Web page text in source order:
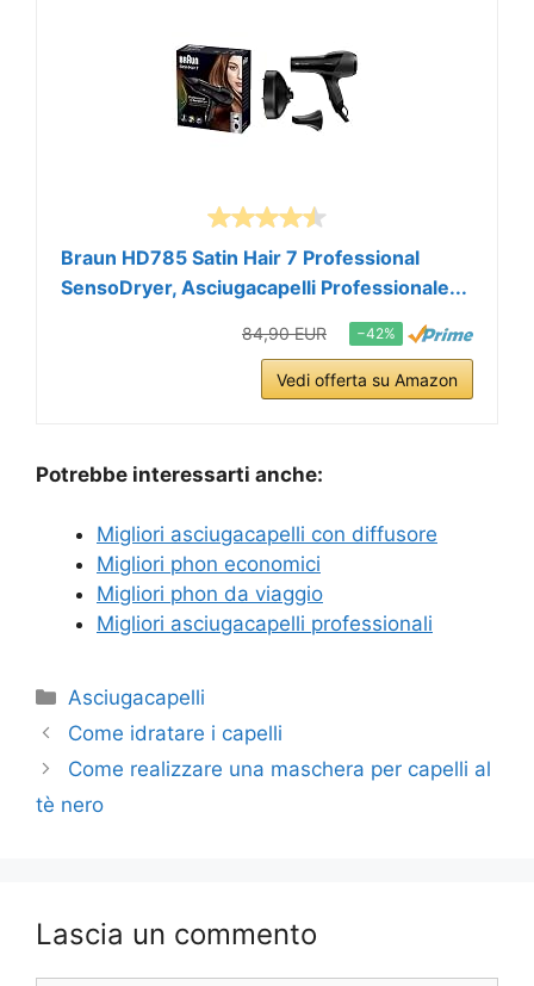
Braun HD785 Satin Hair 7 Professional
SensoDryer, Asciugacapelli Professionale...
84,90 EUR −42%
Vedi offerta su Amazon
Potrebbe interessarti anche:
Migliori asciugacapelli con diffusore
Migliori phon economici
Migliori phon da viaggio
Migliori asciugacapelli professionali
Categorie
Asciugacapelli
Come idratare i capelli
Come realizzare una maschera per capelli al
tè nero
Lascia un commento